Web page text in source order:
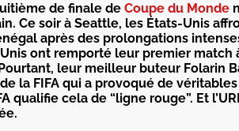
de finale de Coupe du Monde
Ce soir à Seattle, les États-Unis
après des prolongations
ont remporté leur premier match
leur meilleur buteur Folarin
la FIFA qui a provoqué de
qualifie cela de “ligne rouge”. Et